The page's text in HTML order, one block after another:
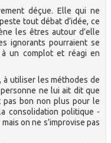
déçue. Elle qui ne
tout débat d’idée, ce
les êtres autour d’elle
ignorants pourraient se
un complot et réagi en
à utiliser les méthodes de
ne lui ait dit que
pas bon non plus pour le
consolidation politique -
on ne s’improvise pas